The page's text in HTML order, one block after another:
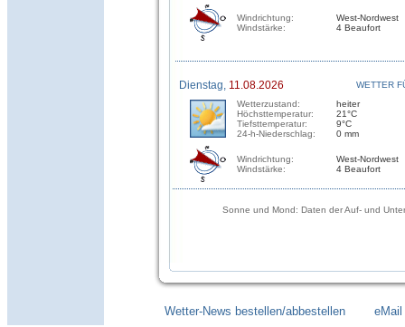
Windrichtung:
Windstärke:
West-Nordwest
4 Beaufort
Dienstag, 11.08.2026
WETTER
Wetterzustand:
Höchsttemperatur:
Tiefsttemperatur:
24-h-Niederschlag:
heiter
21°C
9°C
0 mm
Windrichtung:
Windstärke:
West-Nordwest
4 Beaufort
Sonne und Mond: Daten der Auf- und
Wetter-News bestellen/abbestellen eMail